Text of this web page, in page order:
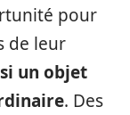
pour
de leur
un objet
. Des